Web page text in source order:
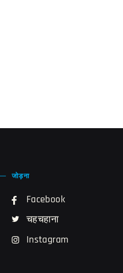
जोड़ना
Facebook
चहचहाना
Instagram